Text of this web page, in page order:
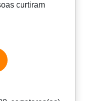
curtiram